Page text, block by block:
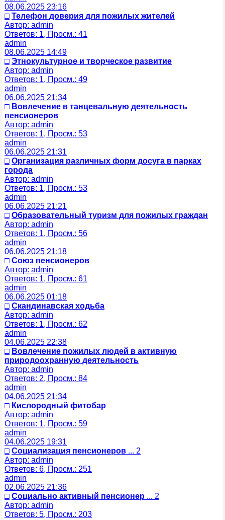
08.06.2025 23:16
□ Телефон доверия для пожилых жителей
Автор: admin
Ответов: 1, Просм.: 41
admin
08.06.2025 14:49
□ Этнокультурное и творческое развитие
Автор: admin
Ответов: 1, Просм.: 49
admin
06.06.2025 21:34
□ Вовлечение в танцевальную деятельность
пенсионеров
Автор: admin
Ответов: 1, Просм.: 53
admin
06.06.2025 21:31
□ Организация различных форм досуга в парках
города
Автор: admin
Ответов: 1, Просм.: 53
admin
06.06.2025 21:21
□ Образовательный туризм для пожилых граждан
Автор: admin
Ответов: 1, Просм.: 56
admin
06.06.2025 21:18
□ Союз пенсионеров
Автор: admin
Ответов: 1, Просм.: 61
admin
06.06.2025 01:18
□ Скандинавская ходьба
Автор: admin
Ответов: 1, Просм.: 62
admin
04.06.2025 22:38
□ Вовлечение пожилых людей в активную
природоохранную деятельность
Автор: admin
Ответов: 2, Просм.: 84
admin
04.06.2025 21:34
□ Кислородный фитобар
Автор: admin
Ответов: 1, Просм.: 59
admin
04.06.2025 19:31
□ Социализация пенсионеров ... 2
Автор: admin
Ответов: 6, Просм.: 251
admin
02.06.2025 21:36
□ Социально активный пенсионер ... 2
Автор: admin
Ответов: 5, Просм.: 203